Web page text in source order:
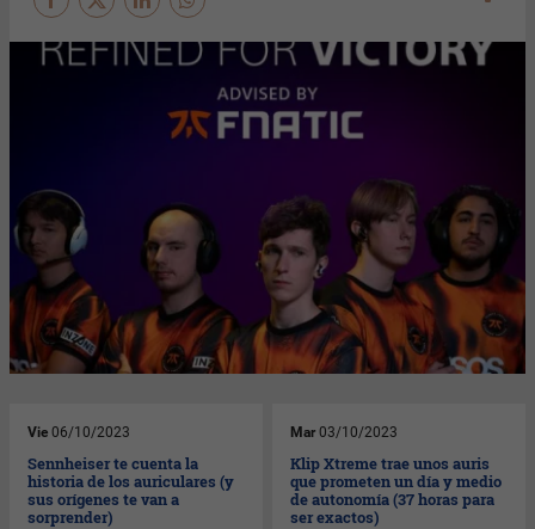
Vie 06/10/2023
Sennheiser te cuenta la
historia de los auriculares (y
sus orígenes te van a
sorprender)
Mar 03/10/2023
Klip Xtreme trae unos auris
que prometen un día y medio
de autonomía (37 horas para
ser exactos)